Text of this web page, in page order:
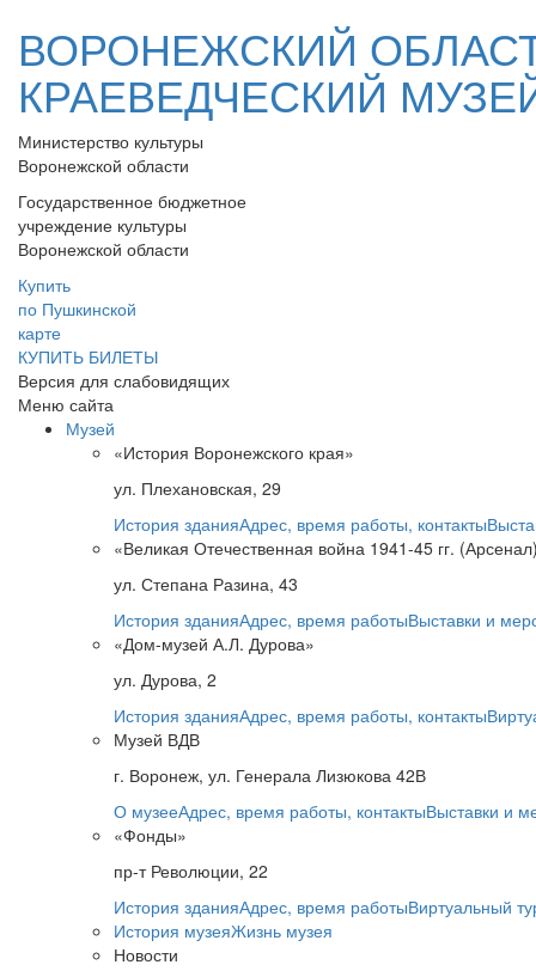
ВОРОНЕЖСКИЙ
КРАЕВЕДЧЕСКИЙ
Министерство культуры
Воронежской области
Государственное бюджетное
учреждение культуры
Воронежской области
Купить
по Пушкинской
карте
КУПИТЬ БИЛЕТЫ
Версия для слабовидящих
Меню сайта
Музей
«История Воронежского края»
ул. Плехановская, 29
История зданияАдрес, время работы, контакты
«Великая Отечественная война 1941-45 гг.
ул. Степана Разина, 43
История зданияАдрес, время работыВыставки и
«Дом-музей А.Л. Дурова»
ул. Дурова, 2
История зданияАдрес, время работы, контакты
Музей ВДВ
г. Воронеж, ул. Генерала Лизюкова 42В
О музееАдрес, время работы, контактыВыставки и
«Фонды»
пр-т Революции, 22
История зданияАдрес, время работыВиртуальный
История музеяЖизнь музея
Новости